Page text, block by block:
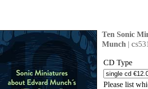
Ten Sonic
Munch | c
CD Type
Please list